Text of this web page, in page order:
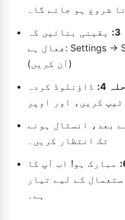
شروع ہو جائے گا۔
فعال ہے: Settings → Security → Unknown Sources
(آن کریں)
4:
ڈاؤنلوڈ کردہ APK پر جائیں، اس پر
بعد، انسٹال ہونے
تک انتظار کریں۔
مبارک ہو! اب آپ کا InShot MOD APK
کے لیے تیار
ہے۔